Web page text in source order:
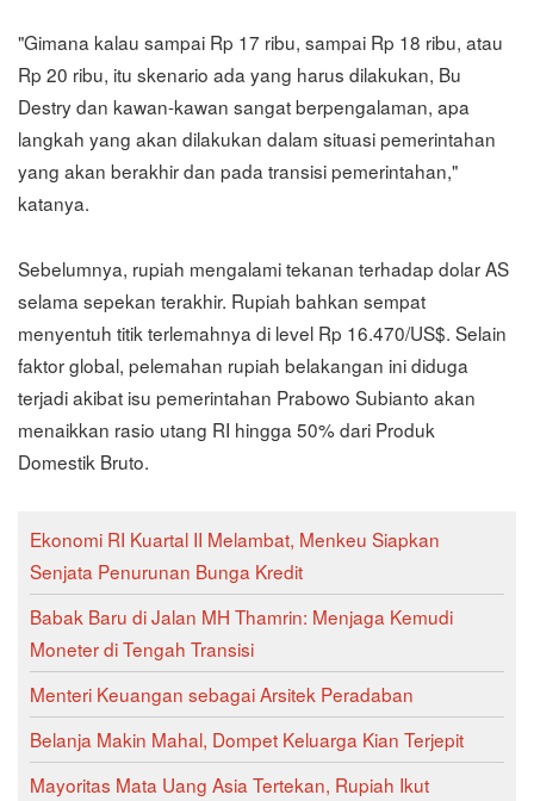
"Gimana kalau sampai Rp 17 ribu, sampai Rp 18 ribu, atau
Rp 20 ribu, itu skenario ada yang harus dilakukan, Bu
Destry dan kawan-kawan sangat berpengalaman, apa
langkah yang akan dilakukan dalam situasi pemerintahan
yang akan berakhir dan pada transisi pemerintahan,"
katanya.
Sebelumnya, rupiah mengalami tekanan terhadap dolar AS
selama sepekan terakhir. Rupiah bahkan sempat
menyentuh titik terlemahnya di level Rp 16.470/US$. Selain
faktor global, pelemahan rupiah belakangan ini diduga
terjadi akibat isu pemerintahan Prabowo Subianto akan
menaikkan rasio utang RI hingga 50% dari Produk
Domestik Bruto.
Ekonomi RI Kuartal II Melambat, Menkeu Siapkan
Senjata Penurunan Bunga Kredit
Babak Baru di Jalan MH Thamrin: Menjaga Kemudi
Moneter di Tengah Transisi
Menteri Keuangan sebagai Arsitek Peradaban
Belanja Makin Mahal, Dompet Keluarga Kian Terjepit
Mayoritas Mata Uang Asia Tertekan, Rupiah Ikut